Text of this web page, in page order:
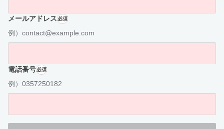
メールアドレス必須
例）contact@example.com
電話番号必須
例）0357250182